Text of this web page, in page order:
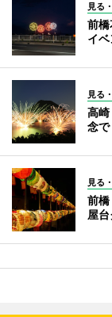
見る
前
イ
見る
高
念で
見る
前
屋